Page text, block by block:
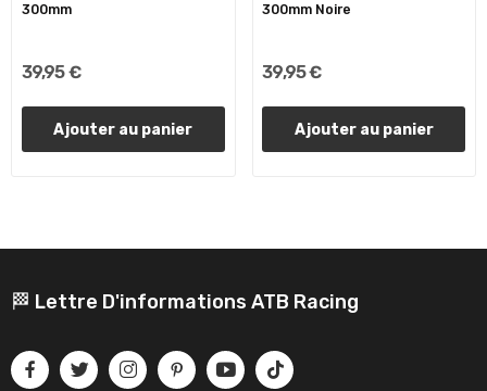
300mm
39,95 €
Ajouter au panier
300mm Noire
39,95 €
Ajouter au panier
🏁 Lettre D'informations ATB Racing